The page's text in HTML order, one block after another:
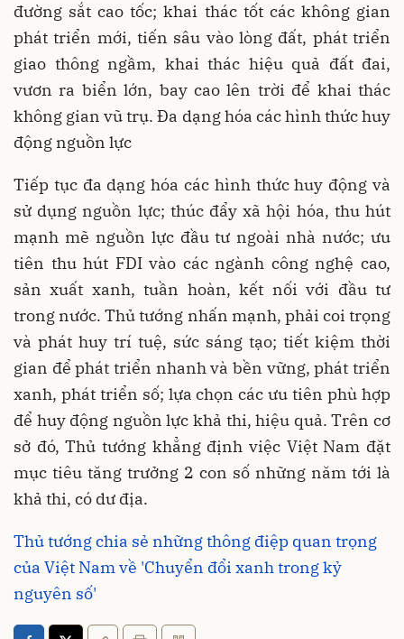
đường sắt cao tốc; khai thác tốt các không gian
phát triển mới, tiến sâu vào lòng đất, phát triển
giao thông ngầm, khai thác hiệu quả đất đai,
vươn ra biển lớn, bay cao lên trời để khai thác
không gian vũ trụ. Đa dạng hóa các hình thức huy
động nguồn lực
Tiếp tục đa dạng hóa các hình thức huy động và
sử dụng nguồn lực; thúc đẩy xã hội hóa, thu hút
mạnh mẽ nguồn lực đầu tư ngoài nhà nước; ưu
tiên thu hút FDI vào các ngành công nghệ cao,
sản xuất xanh, tuần hoàn, kết nối với đầu tư
trong nước. Thủ tướng nhấn mạnh, phải coi trọng
và phát huy trí tuệ, sức sáng tạo; tiết kiệm thời
gian để phát triển nhanh và bền vững, phát triển
xanh, phát triển số; lựa chọn các ưu tiên phù hợp
để huy động nguồn lực khả thi, hiệu quả. Trên cơ
sở đó, Thủ tướng khẳng định việc Việt Nam đặt
mục tiêu tăng trưởng 2 con số những năm tới là
khả thi, có dư địa.
Thủ tướng chia sẻ những thông điệp quan trọng
của Việt Nam về 'Chuyển đổi xanh trong kỷ
nguyên số'